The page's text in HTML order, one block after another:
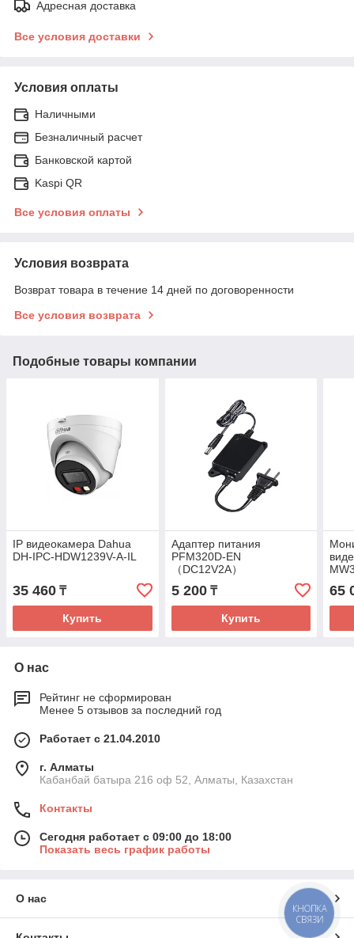
Адресная доставка
Все условия доставки
Условия оплаты
Наличными
Безналичный расчет
Банковской картой
Kaspi QR
Все условия оплаты
Условия возврата
Возврат товара в течение 14 дней по договоренности
Все условия возврата
Подобные товары компании
IP видеокамера Dahua
DH-IPC-HDW1239V-A-IL
35 460 ₸
Купить
Адаптер питания
PFM320D-EN
（DC12V2A）
5 200₸
Купить
65
О нас
Рейтинг не сформирован
Менее 5 отзывов за последний год
Работает с 21.04.2010
г. Алматы
Кабанбай батыра 216 оф 52, Алматы, Казахстан
Контакты
Сегодня работает с 09:00 до 18:00
Показать весь график работы
О нас
КНОПКА
СВЯЗИ